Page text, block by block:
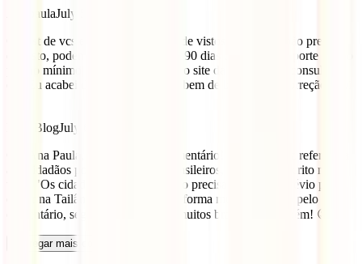
AnapaulaJuly 5, 2019
O post de vcs está errado na parte de vistos. Brasileiro não precisa
de visto, podemos permanecer por 90 dias tendo o passaporte válido
por no mínimo 6 meses, isso está no site da embaixada, consulado
etc. Eu acabei de passar 90 dias lá bem de boa. Vale a correção aqui
IATI BlogJuly 6, 2019
Olá Ana Paula, Obrigada pelo comentário! Este texto faz referência
aos cidadãos portugueses e não brasileiros, como está escrito no
texto "Os cidadãos portugueses não precisam de visto prévio para
entrar na Tailândia.". De qualquer forma muito obrigado pelo seu
comentário, seguramente ajudará muitos brasileiros também! 😉
Carregar mais comentários